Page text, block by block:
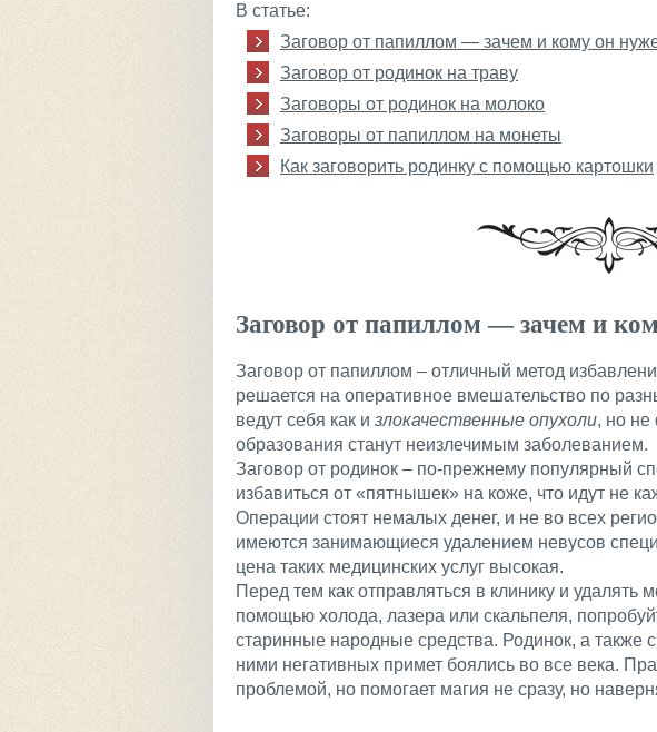
В статье:
Заговор от папиллом — зачем и кому он
Заговор от родинок на траву
Заговоры от родинок на молоко
Заговоры от папиллом на монеты
Как заговорить родинку с помощью картошки
Заговор от папиллом — зачем и
Заговор от папиллом – отличный метод
решается на оперативное вмешательство по
ведут себя как и злокачественные опухоли, но не
образования станут неизлечимым заболеванием.
Заговор от родинок – по-прежнему популярный
избавиться от «пятнышек» на коже, что идут не
Операции стоят немалых денег, и не во всех
имеются занимающиеся удалением невусов
цена таких медицинских услуг высокая.
Перед тем как отправляться в клинику и удалять
помощью холода, лазера или скальпеля,
старинные народные средства. Родинок, а также
ними негативных примет боялись во все века.
проблемой, но помогает магия не сразу, но